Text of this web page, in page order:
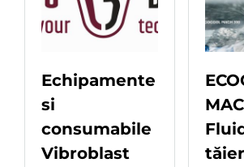
Echipamente
si
consumabile
Vibroblast